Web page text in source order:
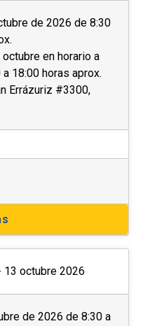
de 2026 de 8:30
octubre en horario a
18:00 horas aprox.
Errázuriz #3300,
13 octubre 2026
de 2026 de 8:30 a